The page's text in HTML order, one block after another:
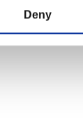
Deny